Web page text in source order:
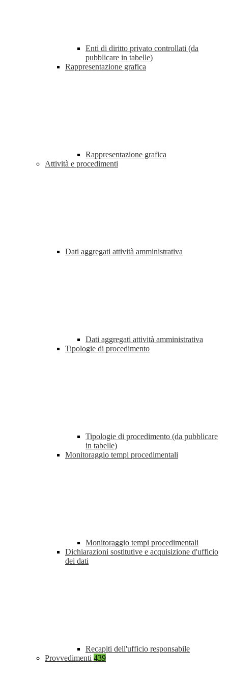
Enti di diritto privato controllati (da
pubblicare in tabelle)
Rappresentazione grafica
Rappresentazione grafica
Attività e procedimenti
Dati aggregati attività amministrativa
Dati aggregati attività amministrativa
Tipologie di procedimento
Tipologie di procedimento (da pubblicare
in tabelle)
Monitoraggio tempi procedimentali
Monitoraggio tempi procedimentali
Dichiarazioni sostitutive e acquisizione d'ufficio
dei dati
Recapiti dell'ufficio responsabile
Provvedimenti 439